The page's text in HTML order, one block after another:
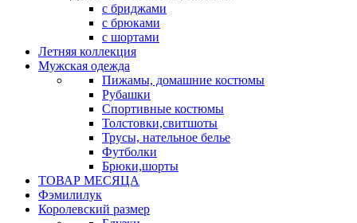
с бриджами
с брюками
с шортами
Летняя коллекция
Мужская одежда
Пижамы, домашние костюмы
Рубашки
Спортивные костюмы
Толстовки,свитшоты
Трусы, нательное белье
Футболки
Брюки,шорты
ТОВАР МЕСЯЦА
Фэмилилук
Королевский размер